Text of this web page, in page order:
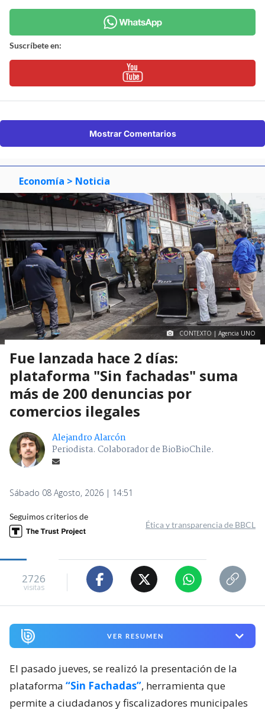
Suscríbete en:
Mostrar Comentarios
Economía > Noticia
CONTEXTO | Agencia UNO
Fue lanzada hace 2 días:
plataforma "Sin fachadas" suma
más de 200 denuncias por
comercios ilegales
Alejandro Alarcón
Periodista. Colaborador de BioBioChile.
Sábado 08 Agosto, 2026 | 14:51
Seguimos criterios de
Ética y transparencia de BBCL
2726
visitas
VER RESUMEN
El pasado jueves, se realizó la presentación de la
plataforma “Sin Fachadas”, herramienta que
permite a ciudadanos y fiscalizadores municipales